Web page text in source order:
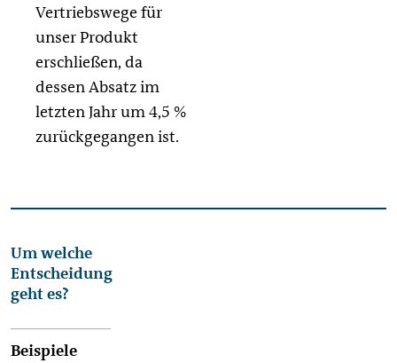
Vertriebswege für
unser Produkt
erschließen, da
dessen Absatz im
letzten Jahr um 4,5 %
zurückgegangen ist.
Um welche
Entscheidung
geht es?